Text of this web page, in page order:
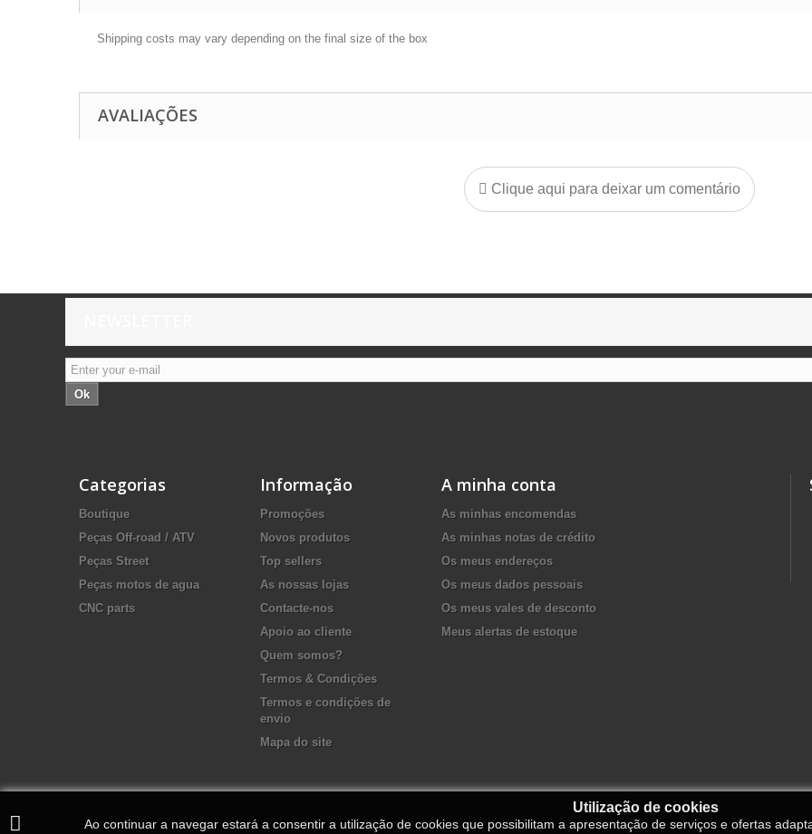
Shipping costs may vary depending on the final size of the box
AVALIAÇÕES
Clique aqui para deixar um comentário
Ok
Categorias
Boutique
Peças Off-road / ATV
Peças Street
Peças motos de agua
CNC parts
Informação
Promoções
Novos produtos
Top sellers
As nossas lojas
Contacte-nos
Apoio ao cliente
Quem somos?
Termos & Condições
Termos e condições de
envio
Mapa do site
A minha conta
As minhas encomendas
As minhas notas de crédito
Os meus endereços
Os meus dados pessoais
Os meus vales de desconto
Meus alertas de estoque
Utilização de cookies
Ao continuar a navegar estará a consentir a utilização de cookies que possibilitam a apresentação de serviços e ofertas